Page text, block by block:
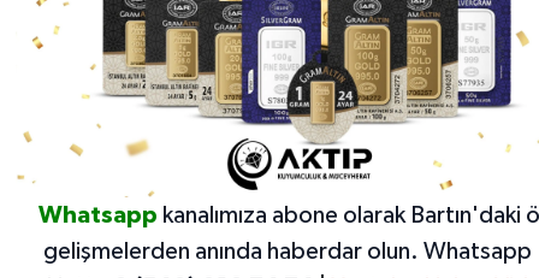
Whatsapp kanalımıza abone olarak Bartın'daki
gelişmelerden anında haberdar olun. Whatsapp